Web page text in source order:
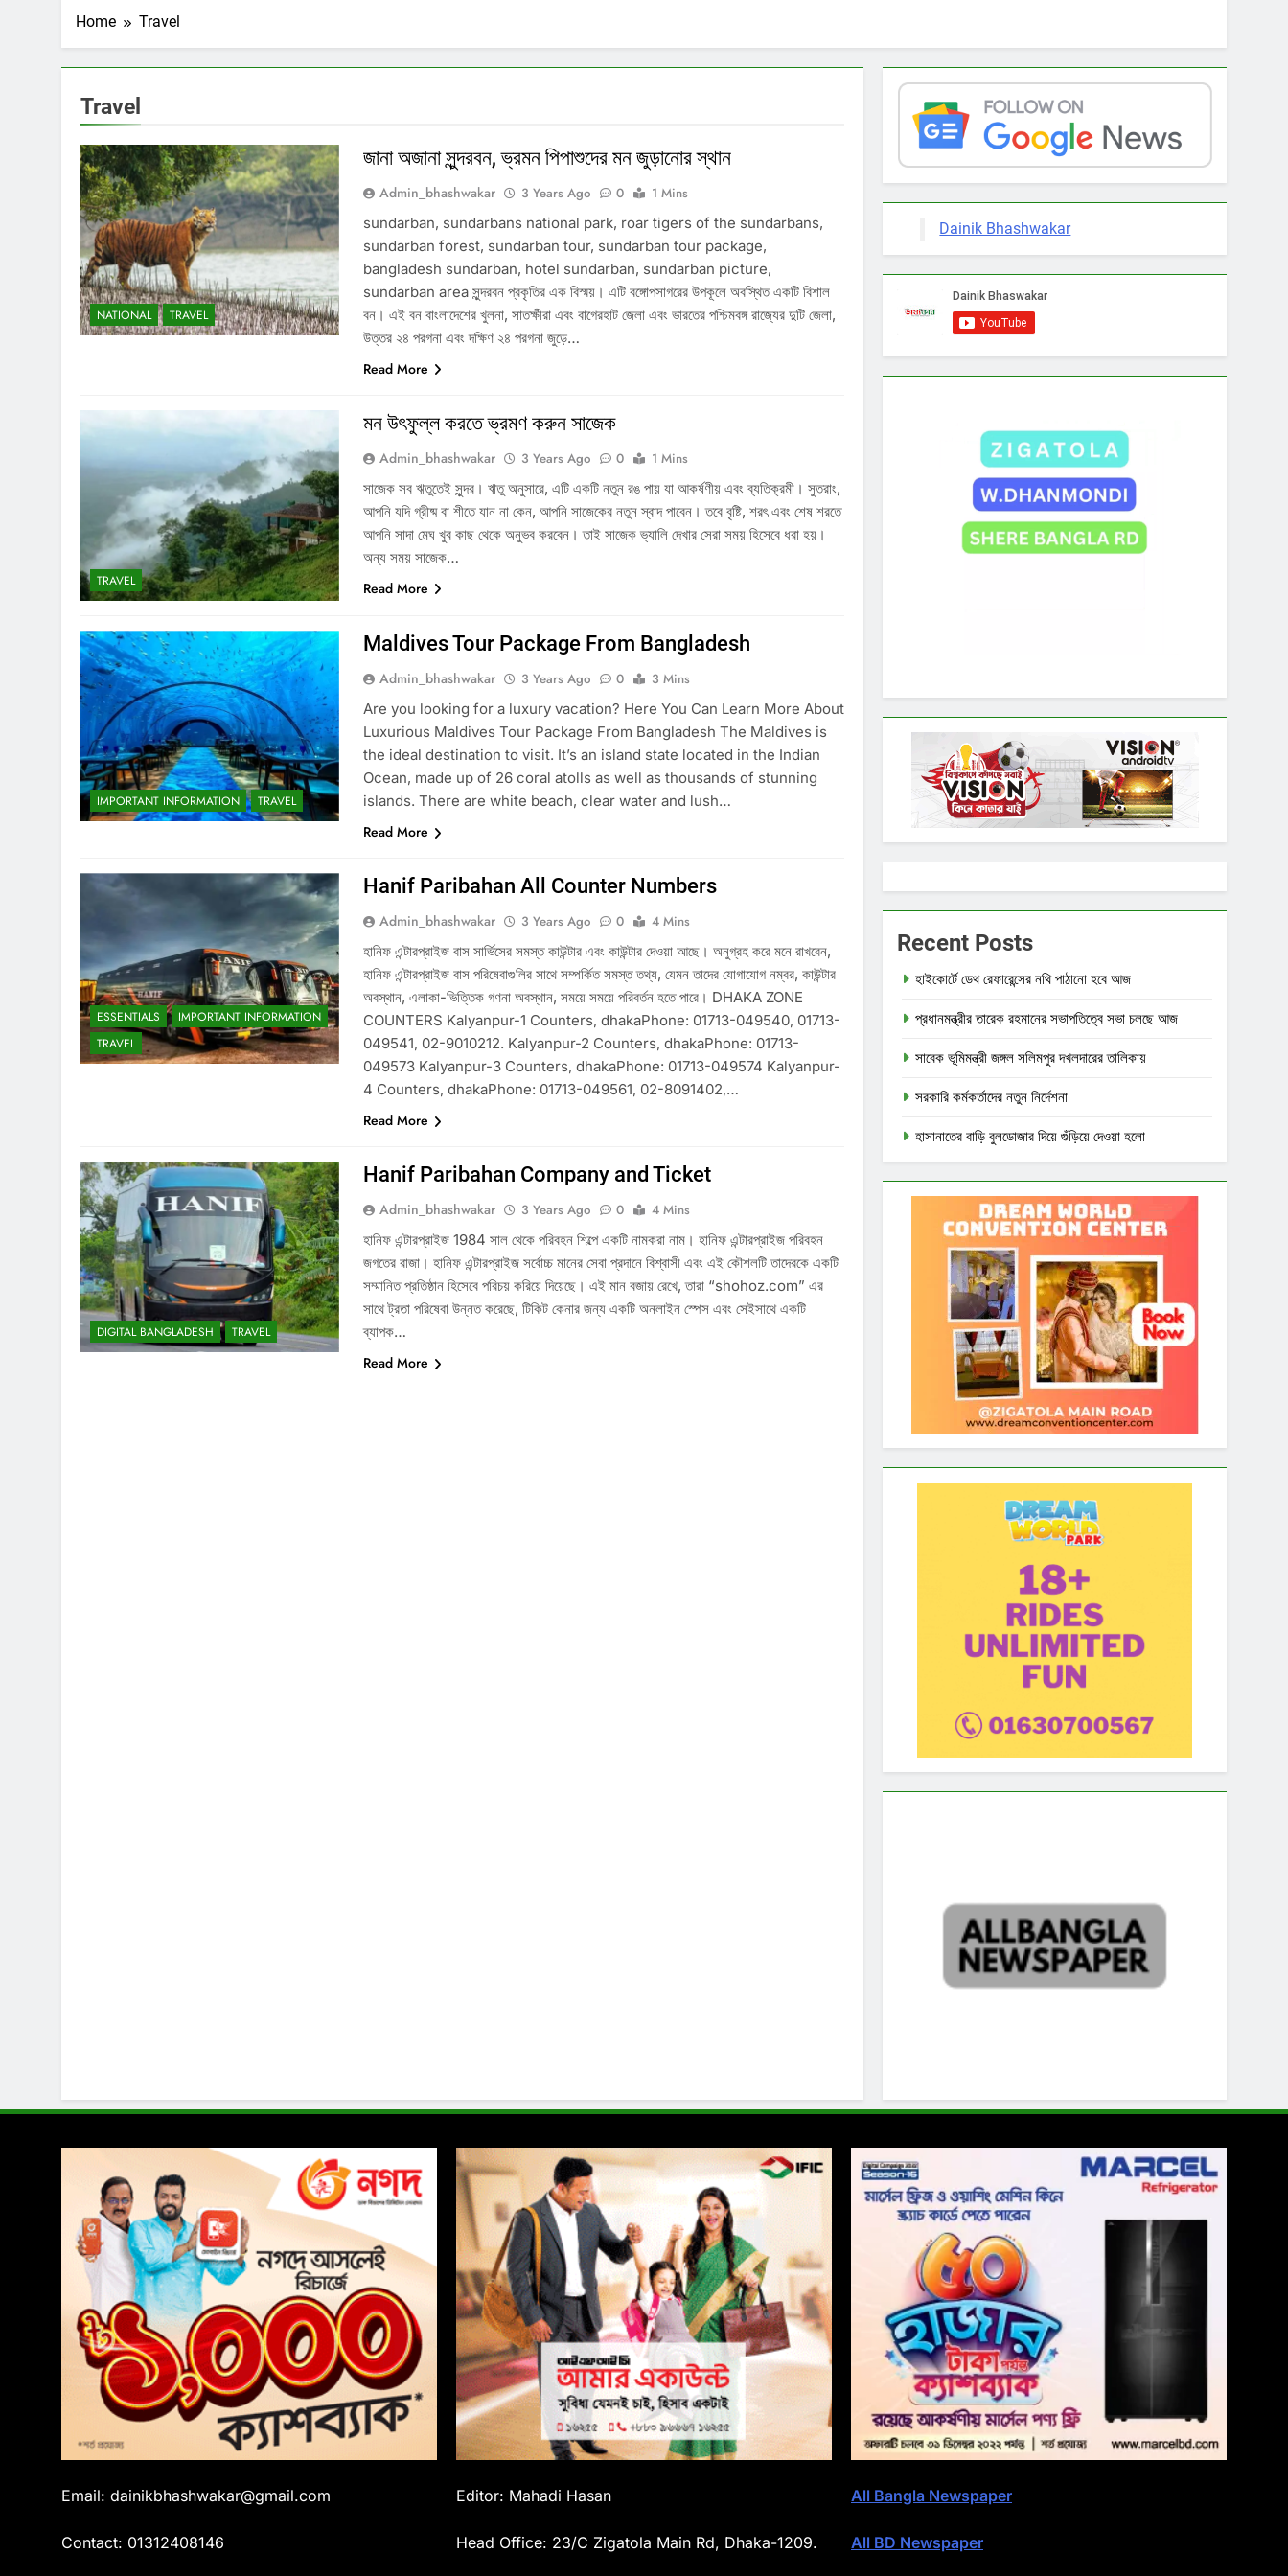
Home Travel
Travel
NATIONAL TRAVEL
জানা অজানা সুন্দরবন, ভ্রমন পিপাশুদের মন জুড়ানোর স্থান
Admin_bhashwakar 3 Years Ago 0
1 Mins
sundarban, sundarbans national park, roar tigers of the sundarbans,
sundarban forest, sundarban tour, sundarban tour package,
bangladesh sundarban, hotel sundarban, sundarban picture,
sundarban area সুন্দরবন প্রকৃতির এক বিস্ময়। এটি বঙ্গোপসাগরের উপকূলে অবস্থিত একটি বিশাল
বন। এই বন বাংলাদেশের খুলনা, সাতক্ষীরা এবং বাগেরহাট জেলা এবং ভারতের পশ্চিমবঙ্গ রাজ্যের দুটি জেলা,
উত্তর ২৪ পরগনা এবং দক্ষিণ ২৪ পরগনা জুড়ে…
Read More
TRAVEL
মন উৎফুল্ল করতে ভ্রমণ করুন সাজেক
Admin_bhashwakar 3 Years Ago 0
1 Mins
সাজেক সব ঋতুতেই সুন্দর। ঋতু অনুসারে, এটি একটি নতুন রঙ পায় যা আকর্ষণীয় এবং ব্যতিক্রমী। সুতরাং,
আপনি যদি গ্রীষ্ম বা শীতে যান না কেন, আপনি সাজেকের নতুন স্বাদ পাবেন। তবে বৃষ্টি, শরৎ এবং শেষ শরতে
আপনি সাদা মেঘ খুব কাছ থেকে অনুভব করবেন। তাই সাজেক ভ্যালি দেখার সেরা সময় হিসেবে ধরা হয়।
অন্য সময় সাজেক…
Read More
IMPORTANT INFORMATION TRAVEL
Maldives Tour Package From Bangladesh
Admin_bhashwakar 3 Years Ago 0
3 Mins
Are you looking for a luxury vacation? Here You Can Learn More About
Luxurious Maldives Tour Package From Bangladesh The Maldives is
the ideal destination to visit. It’s an island state located in the Indian
Ocean, made up of 26 coral atolls as well as thousands of stunning
islands. There are white beach, clear water and lush…
Read More
ESSENTIALS
IMPORTANT INFORMATION
TRAVEL
Hanif Paribahan All Counter Numbers
Admin_bhashwakar 3 Years Ago 0
4 Mins
হানিফ এন্টারপ্রাইজ বাস সার্ভিসের সমস্ত কাউন্টার এবং কাউন্টার দেওয়া আছে। অনুগ্রহ করে মনে রাখবেন,
হানিফ এন্টারপ্রাইজ বাস পরিষেবাগুলির সাথে সম্পর্কিত সমস্ত তথ্য, যেমন তাদের যোগাযোগ নম্বর, কাউন্টার
অবস্থান, এলাকা-ভিত্তিক গণনা অবস্থান, সময়ে সময়ে পরিবর্তন হতে পারে। DHAKA ZONE
COUNTERS Kalyanpur-1 Counters, dhakaPhone: 01713-049540, 01713-
049541, 02-9010212. Kalyanpur-2 Counters, dhakaPhone: 01713-
049573 Kalyanpur-3 Counters, dhakaPhone: 01713-049574 Kalyanpur-
4 Counters, dhakaPhone: 01713-049561, 02-8091402,…
Read More
DIGITAL BANGLADESH TRAVEL
Hanif Paribahan Company and Ticket
Admin_bhashwakar 3 Years Ago 0
4 Mins
হানিফ এন্টারপ্রাইজ 1984 সাল থেকে পরিবহন শিল্পে একটি নামকরা নাম। হানিফ এন্টারপ্রাইজ পরিবহন
জগতের রাজা। হানিফ এন্টারপ্রাইজ সর্বোচ্চ মানের সেবা প্রদানে বিশ্বাসী এবং এই কৌশলটি তাদেরকে একটি
সম্মানিত প্রতিষ্ঠান হিসেবে পরিচয় করিয়ে দিয়েছে। এই মান বজায় রেখে, তারা “shohoz.com” এর
সাথে ট্রতা পরিষেবা উন্নত করেছে, টিকিট কেনার জন্য একটি অনলাইন স্পেস এবং সেইসাথে একটি
ব্যাপক…
Read More
Dainik Bhashwakar
Recent Posts
হাইকোর্টে ডেথ রেফারেন্সের নথি পাঠানো হবে আজ
প্রধানমন্ত্রীর তারেক রহমানের সভাপতিত্বে সভা চলছে আজ
সাবেক ভূমিমন্ত্রী জঙ্গল সলিমপুর দখলদারের তালিকায়
সরকারি কর্মকর্তাদের নতুন নির্দেশনা
হাসানাতের বাড়ি বুলডোজার দিয়ে গুঁড়িয়ে দেওয়া হলো
Email: dainikbhashwakar@gmail.com
Contact: 01312408146
Editor: Mahadi Hasan
Head Office: 23/C Zigatola Main Rd, Dhaka-1209.
All Bangla Newspaper
All BD Newspaper